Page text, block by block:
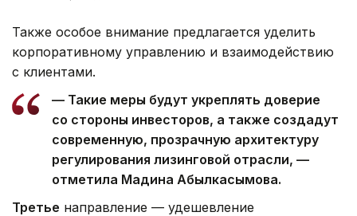
Также особое внимание предлагается уделить
корпоративному управлению и взаимодействию
с клиентами.
— Такие меры будут укреплять доверие
со стороны инвесторов, а также создадут
современную, прозрачную архитектуру
регулирования лизинговой отрасли, —
отметила Мадина Абылкасымова.
Третье направление — удешевление